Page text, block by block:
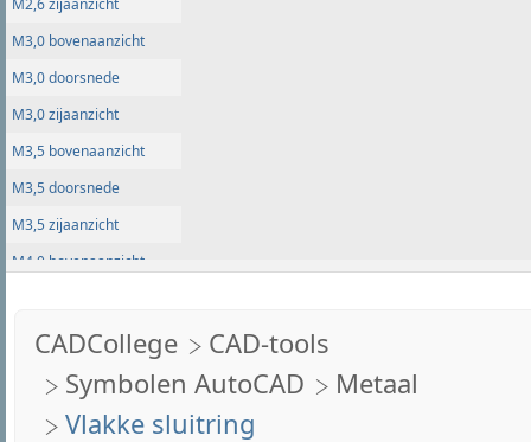
CADCollege
CAD-tools
Symbolen AutoCAD
Metaal
Vlakke sluitring